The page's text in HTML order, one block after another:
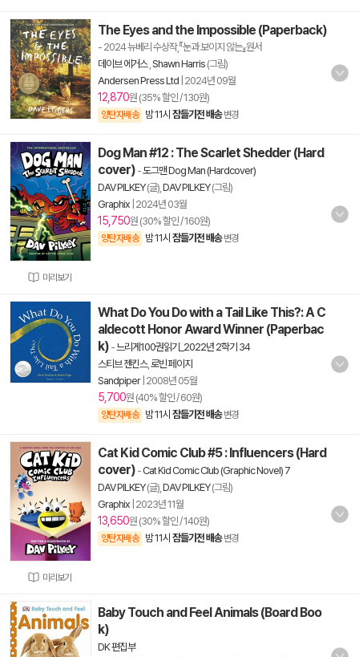
The Eyes and the Impossible (Paperback)
- 2024 뉴베리 수상작,『눈과 보이지 않는』원서
데이브 에거스, Shawn Harris (그림)
Andersen Press Ltd 2024년 09월
12,870원 (35% 할인 / 130원)
양탄자배송 밤 11시 잠들기전 배송 변경
미리보기
Dog Man #12 : The Scarlet Shedder (Hard
cover) -도그맨 Dog Man (Hardcover)
DAV PILKEY(글), DAV PILKEY(그림)
Graphix 2024년 03월
15,750원 (30% 할인 / 160원)
양탄자배송 밤 11시 잠들기전 배송 변경
What Do You Do with a Tail Like This?: A C
aldecott Honor Award Winner (Paperbac
k) -느리게100권읽기_2022년 2학기 34
스티브 젠킨스, 로빈 페이지
Sandpiper| 2008년 05월
5,700원 (40% 할인 / 60원)
양탄자배송 밤 11시 잠들기전 배송 변경
미리보기
Cat Kid Comic Club #5 : Influencers (Hard
cover) -Cat Kid Comic Club (Graphic Novel) 7
DAV PILKEY(글), DAV PILKEY(그림)
Graphix 2023년 11월
13,650원 (30% 할인 / 140원)
양탄자배송 밤 11시 잠들기전 배송 변경
Baby Touch and Feel Animals (Board Boo
k)
DK 편집부